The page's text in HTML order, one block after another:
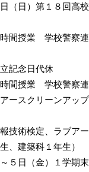
（日）第１８回高
時間授業 学校警察
記念日代休
時間授業 学校警察
ースクリーンアップ
技術検定、ラブア
、建築科１年生）
５日（金）１学期